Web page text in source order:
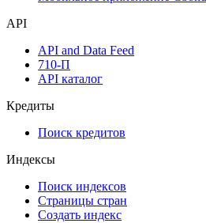
Надстройка Excel
Мобильное приложение Cbonds
API
API and Data Feed
API каталог
Кредиты
Поиск кредитов
Индексы